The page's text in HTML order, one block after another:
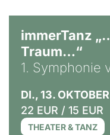
immerTanz
Traum…“
1. Symphonie
DI., 13.
22 EUR / 15 EUR
THEATER & TANZ